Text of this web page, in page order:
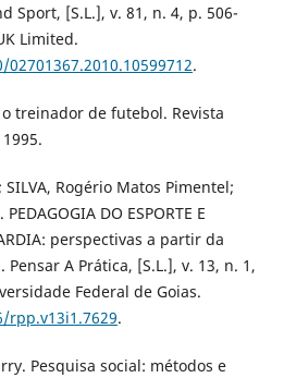
Sport, [S.L.], v. 81, n. 4, p. 506-
Limited.
.
treinador de futebol. Revista
SILVA, Rogério Matos Pimentel;
DO ESPORTE E
perspectivas a partir da
A Prática, [S.L.], v. 13, n. 1,
Federal de Goias.
.
Pesquisa social: métodos e